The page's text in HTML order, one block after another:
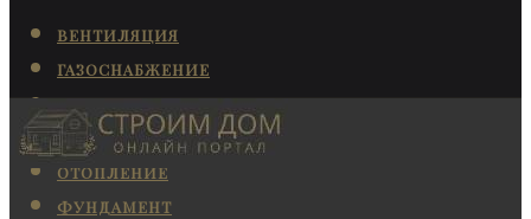
ВЕНТИЛЯЦИЯ
ГАЗОСНАБЖЕНИЕ
КАНАЛИЗАЦИЯ
КОНДИЦИОНИРОВАНИЕ
ОТОПЛЕНИЕ
ФУНДАМЕНТ